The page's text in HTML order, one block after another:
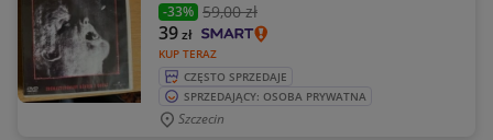
-33% 59,00 zł
KUP TERAZ
39zł
CZĘSTO SPRZEDAJE
SPRZEDAJĄCY: OSOBA PRYWATNA
Szczecin